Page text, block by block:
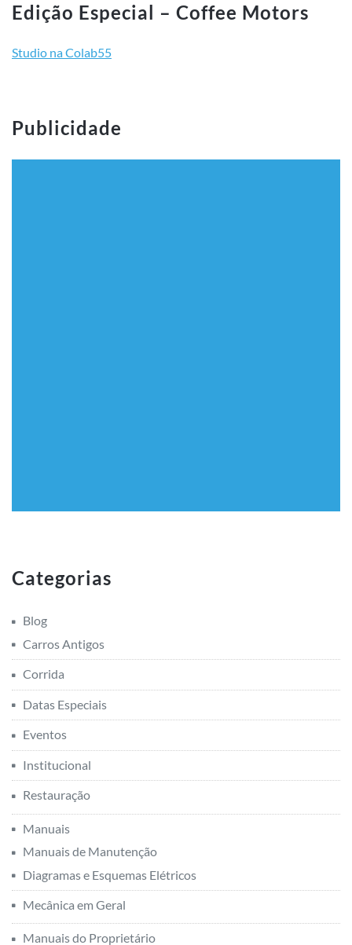
Edição Especial – Coffee Motors
Studio na Colab55
Publicidade
Categorias
Blog
Carros Antigos
Corrida
Datas Especiais
Eventos
Institucional
Restauração
Manuais
Manuais de Manutenção
Diagramas e Esquemas Elétricos
Mecânica em Geral
Manuais do Proprietário